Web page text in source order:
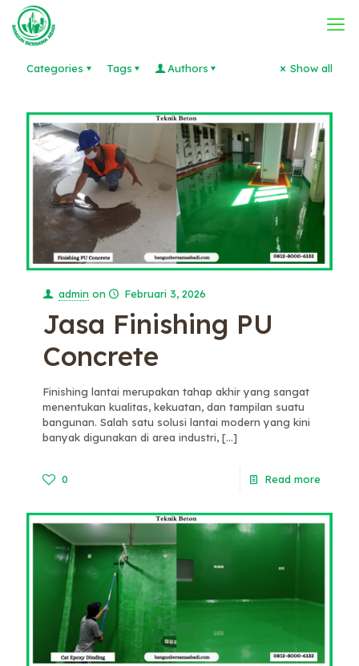
Categories Tags Authors Show all
admin on Februari 3, 2026
Jasa Finishing PU
Concrete
Finishing lantai merupakan tahap akhir yang sangat
menentukan kualitas, kekuatan, dan tampilan suatu
bangunan. Salah satu solusi lantai modern yang kini
banyak digunakan di area industri, […]
0 Read more